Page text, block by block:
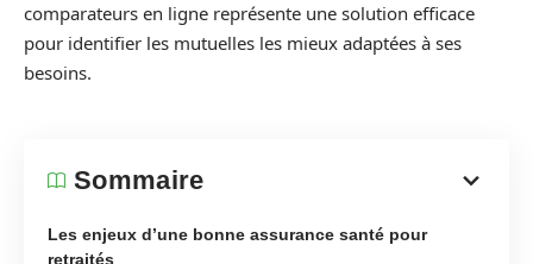
comparateurs en ligne représente une solution efficace
pour identifier les mutuelles les mieux adaptées à ses
besoins.
Sommaire
Les enjeux d’une bonne assurance santé pour
retraités